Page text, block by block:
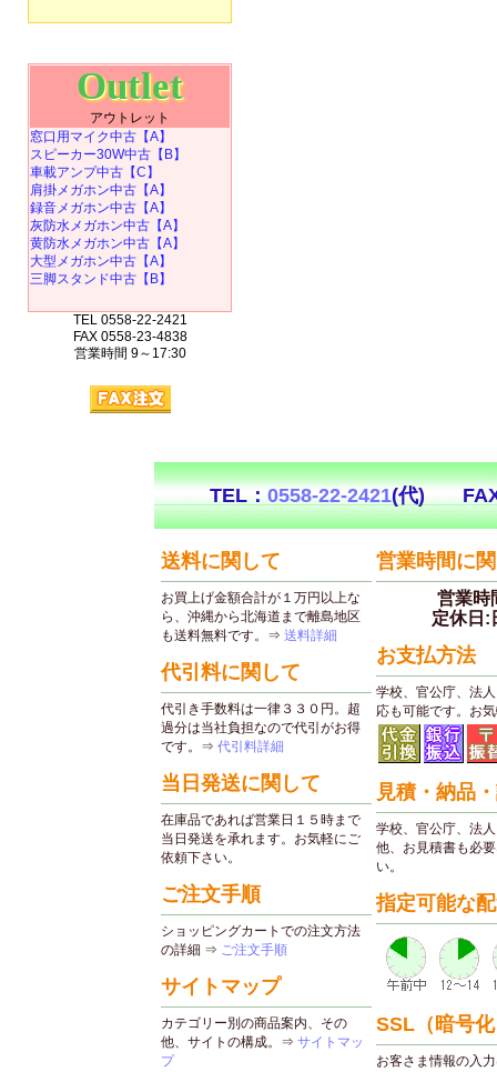
Outlet
アウトレット
窓口用マイク中古【A】
スピーカー30W中古【B】
車載アンプ中古【C】
肩掛メガホン中古【A】
録音メガホン中古【A】
灰防水メガホン中古【A】
黄防水メガホン中古【A】
大型メガホン中古【A】
三脚スタンド中古【B】
TEL 0558-22-2421
FAX 0558-23-4838
営業時間 9～17:30